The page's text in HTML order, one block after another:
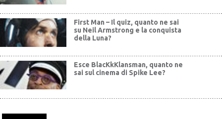
First Man – Il quiz, quanto ne sai
su Neil Armstrong e la conquista
della Luna?
Esce BlacKkKlansman, quanto ne
sai sul cinema di Spike Lee?